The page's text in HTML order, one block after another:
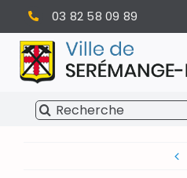
Passer
au
contenu
03 82 58 09 89
SÉRÉMANGE-ERZANGE
Rechercher: